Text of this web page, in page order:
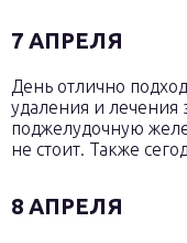
7 АПРЕЛЯ
День отлично
удаления и лечения
поджелудочную
не стоит. Также
8 АПРЕЛЯ